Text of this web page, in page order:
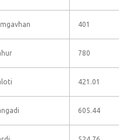
401
780
421.01
605.44